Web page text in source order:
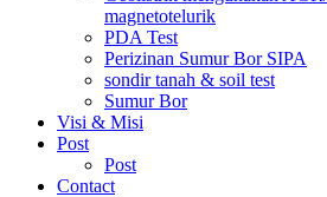
magnetotelurik
PDA Test
Perizinan Sumur Bor SIPA
sondir tanah & soil test
Sumur Bor
Visi & Misi
Post
Post
Contact